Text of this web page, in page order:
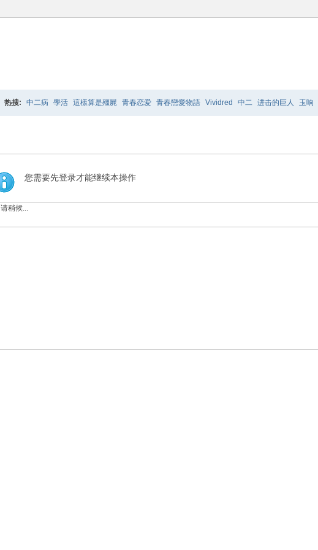
热搜: 中二病 學活 這樣算是殭屍 青春恋爱 青春戀愛物語 Vividred 中二 进击的巨人 玉响
您需要先登录才能继续本操作
请稍候...